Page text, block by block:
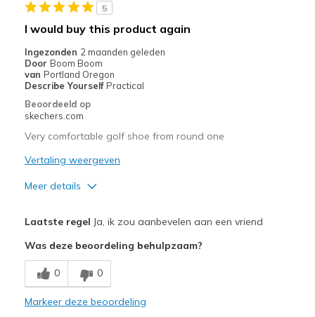
5
I would buy this product again
Ingezonden 2 maanden geleden
Door Boom Boom
van Portland Oregon
Describe Yourself Practical
Beoordeeld op
skechers.com
Very comfortable golf shoe from round one
Vertaling weergeven
Meer details
Stylish
Width
Sizing
Feels true to size
Laatste regel Ja, ik zou aanbevelen aan een vriend
Was deze beoordeling behulpzaam?
0 0
Markeer deze beoordeling